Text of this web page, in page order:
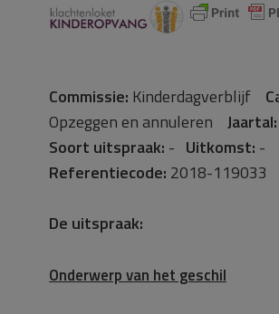
Commissie: Kinderdagverblijf
Opzeggen en annuleren Jaartal:
Soort uitspraak: - Uitkomst: -
Referentiecode: 2018-119033
De uitspraak:
Onderwerp van het geschil